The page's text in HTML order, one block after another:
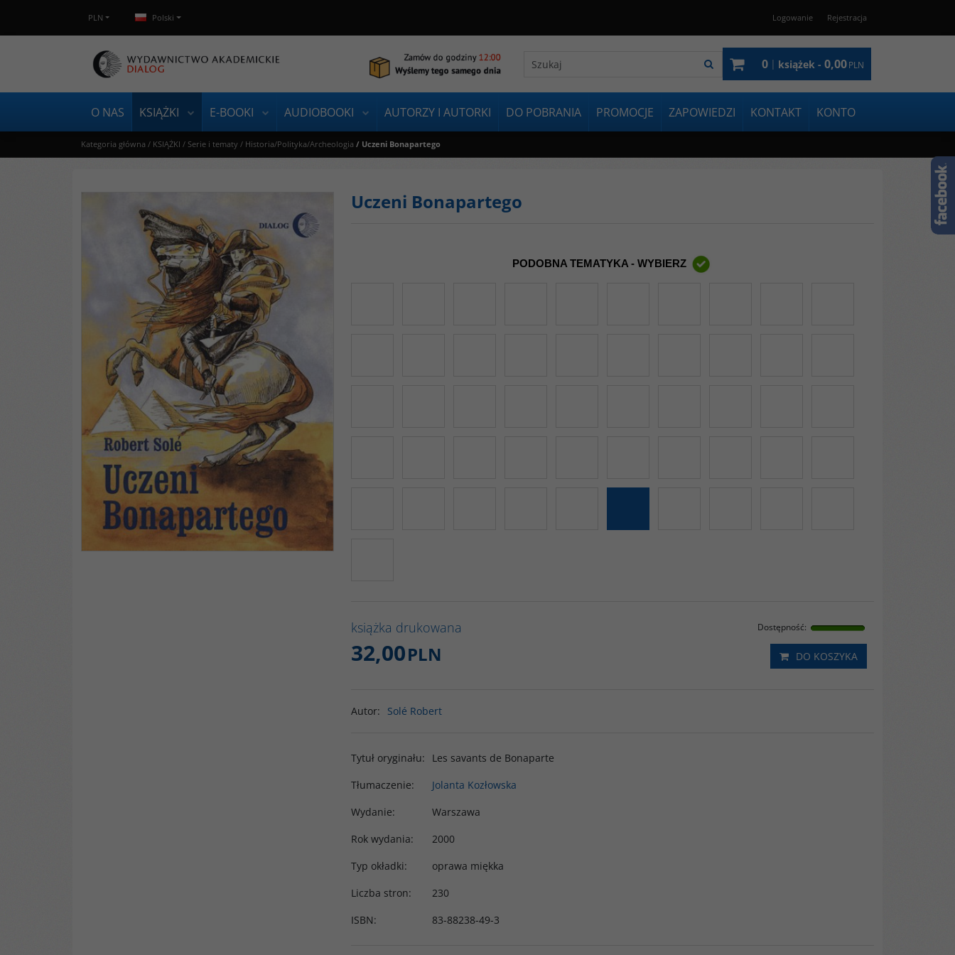
PLN Polski Logowanie Rejestracja
0 | książek - 0,00PLN
O NAS KSIĄŻKI E-BOOKI AUDIOBOOKI AUTORZY I AUTORKI DO POBRANIA PROMOCJE ZAPOWIEDZI KONTAKT KONTO
Kategoria główna / KSIĄŻKI / Serie i tematy / Historia/Polityka/Archeologia / Uczeni Bonapartego
Uczeni Bonapartego
PODOBNA TEMATYKA - WYBIERZ
książka drukowana Dostępność:
32,00PLN DO KOSZYKA
Autor: Solé Robert
Tytuł oryginału:
Les savants de Bonaparte
Tłumaczenie:
Jolanta Kozłowska
Wydanie:
Warszawa
Rok wydania:
2000
Typ okładki:
oprawa miękka
Liczba stron:
230
ISBN: 83-88238-49-3